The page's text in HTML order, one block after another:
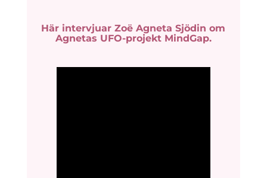
Här intervjuar Zoë Agneta Sjödin om
Agnetas UFO-projekt MindGap.